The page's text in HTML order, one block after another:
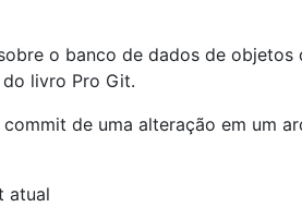
o banco de dados de
do livro Pro Git.
de uma alteração em um
atual